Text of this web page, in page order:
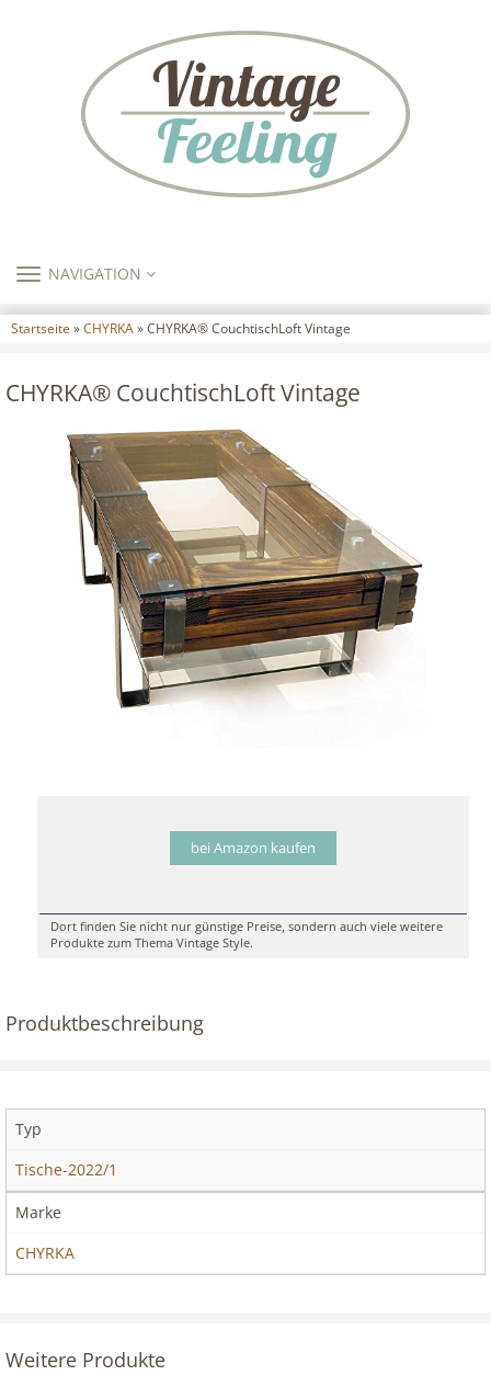
TOGGLE
NAVIGATION
Startseite »CHYRKA » CHYRKA® CouchtischLoft Vintage
CHYRKA® CouchtischLoft Vintage
bei Amazon kaufen
Dort finden Sie nicht nur günstige Preise, sondern auch viele weitere
Produkte zum Thema Vintage Style.
Produktbeschreibung
Typ
Tische-2022/1
Marke
CHYRKA
Weitere Produkte